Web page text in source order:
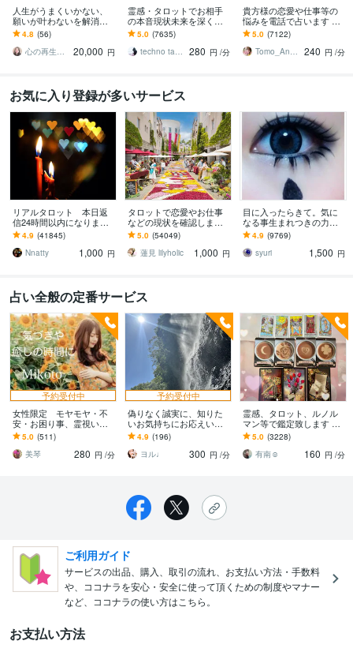
人生がうまくいかない、
願いが叶わないを解消し
ます 現実を変えるために
努力したのに、自力では
もう無理と感じている
4.8 (56)
心の再生セラピスト YASUKO
20,000 円
霊感・タロットでお相手
の本音現状未来を深く視
ます 恋愛・仕事・家族・
人間関係の本質を見抜き
スピード解決へ
5.0 (7635)
techno tango
280 円 /分
貴方様の恋愛や仕事等の
悩みを電話で占います タ
ロットカード、オラクル
カード、ルノルマンカー
ドを使用します
5.0 (7122)
Tomo_Angel7
240 円 /分
お気に入り登録が多いサービス
リアルタロット 本日返
信24時間以内になります
❤︎タイトルをご確認くださ
い❤︎
4.9 (41845)
Nnatty
1,000 円
タロットで恋愛やお仕事
などの現状を確認します
アドバイスもしっかりお
届けしますので安心して
ください♡
5.0 (54049)
蓮見 lilyholic
1,000 円
目に入ったらきて。気に
なる事生まれつきの力で
視ます 視ましょう恋愛や
仕事などこの先など
4.9 (9769)
syuri
1,500 円
占い全般の定番サービス
予約受付中
女性限定 モヤモヤ・不
安・お困り事、霊視いた
します 霊視歴20年越☪️気
づき・癒しを☪️エネルギ
ー・波動を霊視
5.0 (511)
美琴
280 円 /分
予約受付中
偽りなく誠実に、知りた
いお気持ちにお応えいた
します 現実鑑定✦真実を
知りたい方に✧ 知りたい
ことはなんですか？
4.9 (196)
ヨル♩
300 円 /分
霊感、タロット、ルノル
マン等で鑑定致します グ
ランタブロー♡恋愛、お
仕事などお悩みの方へ
5.0 (3228)
有南☺︎
160 円 /分
ご利用ガイド
サービスの出品、購入、取引の流れ、お支払い方法・手数料
や、ココナラを安心・安全に使って頂くための制度やマナー
など、ココナラの使い方はこちら。
お支払い方法